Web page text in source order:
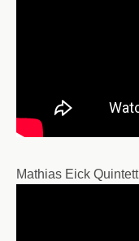
Mathias Eick Quintett